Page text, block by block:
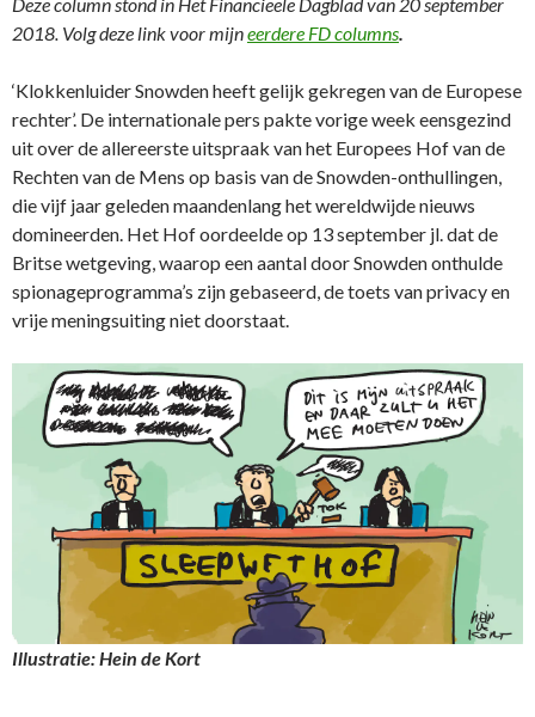
2018. Volg deze link voor mijneerdere FD columns.
‘Klokkenluider Snowden heeft gelijk gekregen van de Europese
rechter’. De internationale pers pakte vorige week eensgezind
uit over de allereerste uitspraak van het Europees Hof van de
Rechten van de Mens op basis van de Snowden-onthullingen,
die vijf jaar geleden maandenlang het wereldwijde nieuws
domineerden. Het Hof oordeelde op 13 september jl. dat de
Britse wetgeving, waarop een aantal door Snowden onthulde
spionageprogramma’s zijn gebaseerd, de toets van privacy en
vrije meningsuiting niet doorstaat.
Illustratie: Hein de Kort